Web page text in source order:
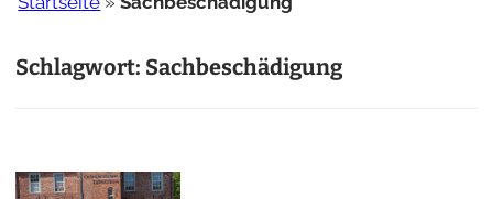
Schlagwort: Sachbeschädigung